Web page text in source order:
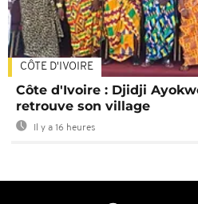
CÔTE D'IVOIRE
Côte d'Ivoire : Djidji
retrouve son village
Il y a 16 heures